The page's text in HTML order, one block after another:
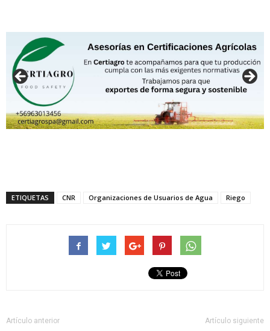
ETIQUETAS CNR Organizaciones de Usuarios de Agua Riego
Artículo anterior Artículo siguiente